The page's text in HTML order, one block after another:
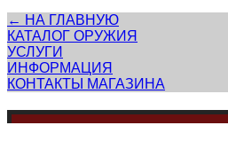
← НА ГЛАВНУЮ
КАТАЛОГ ОРУЖИЯ
УСЛУГИ
ИНФОРМАЦИЯ
КОНТАКТЫ МАГАЗИНА